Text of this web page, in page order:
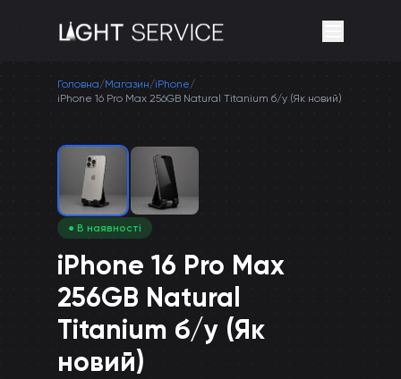
Головна/Магазин/iPhone/
iPhone 16 Pro Max 256GB Natural Titanium б/у (Як новий)
● В наявності
iPhone 16 Pro Max
256GB Natural
Titanium б/у (Як
новий)